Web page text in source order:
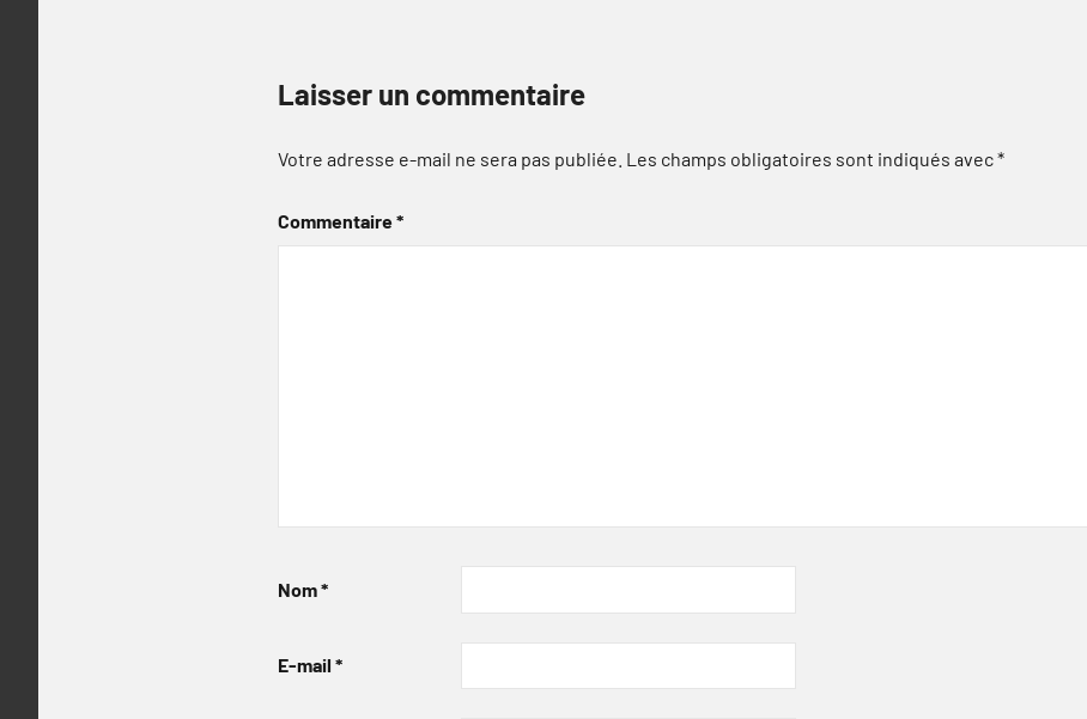
Laisser un commentaire
Votre adresse e-mail ne sera pas publiée. Les champs obligatoires sont indiqués avec*
Commentaire*
Nom*
E-mail *